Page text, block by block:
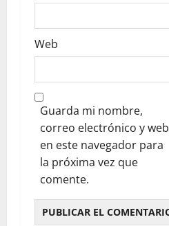
Web
Guarda mi nombre,
correo electrónico y web
en este navegador para
la próxima vez que
comente.